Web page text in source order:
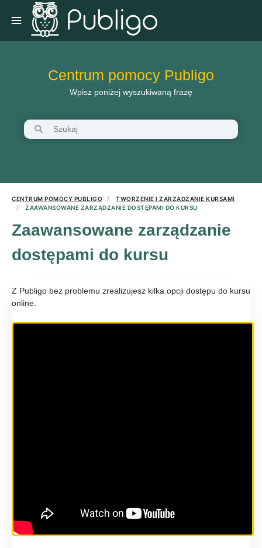
Centrum pomocy Publigo
Wpisz poniżej wyszukiwaną frazę
CENTRUM POMOCY PUBLIGO
TWORZENIE I ZARZĄDZANIE KURSAMI
ZAAWANSOWANE ZARZĄDZANIE DOSTĘPAMI DO KURSU
Zaawansowane zarządzanie
dostępami do kursu
Z Publigo bez problemu zrealizujesz kilka opcji dostępu do kursu
online.